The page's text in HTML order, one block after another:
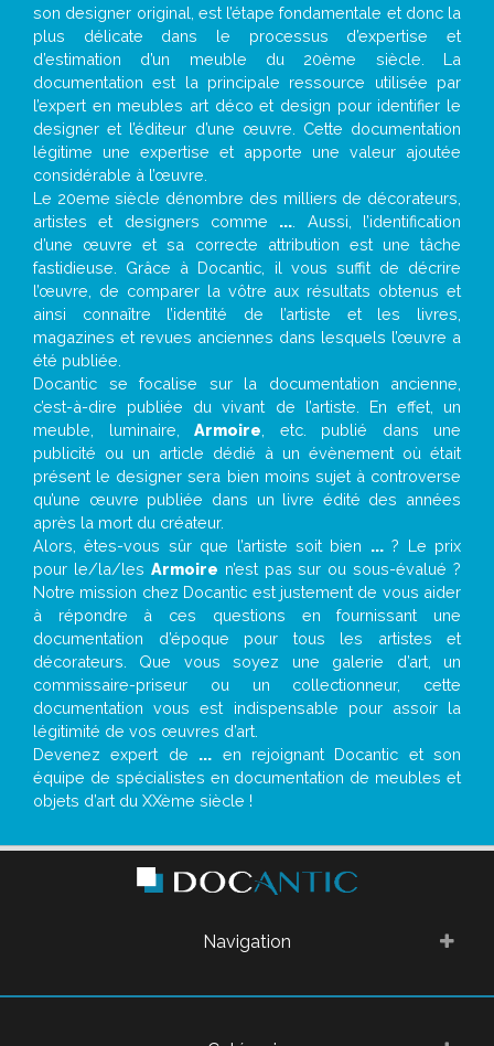
son designer original, est l’étape fondamentale et donc la
plus délicate dans le processus d’expertise et
d’estimation d’un meuble du 20ème siècle. La
documentation est la principale ressource utilisée par
l’expert en meubles art déco et design pour identifier le
designer et l’éditeur d’une œuvre. Cette documentation
légitime une expertise et apporte une valeur ajoutée
considérable à l’œuvre.
Le 20eme siècle dénombre des milliers de décorateurs,
artistes et designers comme ... . Aussi, l’identification
d’une œuvre et sa correcte attribution est une tâche
fastidieuse. Grâce à Docantic, il vous suffit de décrire
l’œuvre, de comparer la vôtre aux résultats obtenus et
ainsi connaître l’identité de l’artiste et les livres,
magazines et revues anciennes dans lesquels l’œuvre a
été publiée.
Docantic se focalise sur la documentation ancienne,
c’est-à-dire publiée du vivant de l’artiste. En effet, un
meuble, luminaire, Armoire , etc. publié dans une
publicité ou un article dédié à un évènement où était
présent le designer sera bien moins sujet à controverse
qu’une œuvre publiée dans un livre édité des années
après la mort du créateur.
Alors, êtes-vous sûr que l’artiste soit bien ...? Le prix
pour le/la/les Armoire n’est pas sur ou sous-évalué ?
Notre mission chez Docantic est justement de vous aider
à répondre à ces questions en fournissant une
documentation d’époque pour tous les artistes et
décorateurs. Que vous soyez une galerie d’art, un
commissaire-priseur ou un collectionneur, cette
documentation vous est indispensable pour assoir la
légitimité de vos œuvres d’art.
Devenez expert de ... en rejoignant Docantic et son
équipe de spécialistes en documentation de meubles et
objets d’art du XXème siècle !
Navigation